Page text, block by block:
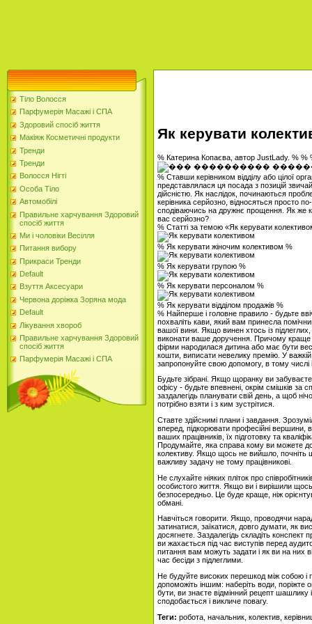
Тіло Волосся
Парфумерія Масажі і СПА
Здоровий спосіб життя
Макіяж Косметичні продукти
Тренди
Тренди
Волосся Нігті
Особа Тіло
Автомобілі
Правильне харчування Здоровий
спосіб життя
Ми і чоловіки Весілля
Питання вибору
Прикраси Тренди
Default
Взуття Аксесуари
Червона доріжка Зоряна мода
Default
Лікування хвороб
Правильне харчування Здоровий
спосіб життя
Парфумерія Масажі і СПА
Як керувати
% Катерина Копаєва, автор JustLady. % %
% Ставши керівником відділу або цілої
представлялася ця посада з позицій
дійсністю. Як наслідок, починаються
керівника серйозно, відносяться просто
сподіваючись на дружнє прощення. Як же
вас серйозно?
% Статті за темою «Як керувати
% Як керувати жіночим колективом %
% Як керувати групою %
% Як керувати персоналом %
% Як керувати відділом продажів %
% Найперше і головне правило - будьте
похваліть кави, який вам принесла
вашої вини. Якщо винен хтось із
виконати ваше доручення. Причому краще
фірми народилася дитина або має бути
кошти, виписати невелику премію. У
запропонуйте свою допомогу, в тому числі
Будьте зібрані. Якщо щоранку ви
офісу - будьте впевнені, окрім смішків за
заздалегідь планувати свій день, а щоб
потрібно взяти і з ким зустрітися.
Ставте здійснимі плани і завдання.
вперед, підкорювати професійні вершини,
ваших працівників, їх підготовку та
Продумайте, яка справа кому ви можете
колективу. Якщо щось не вийшло, почніть
важливу задачу не тому працівникові.
Не слухайте ніяких пліток про
особистого життя. Якщо ви і вирішили
безпосередньо. Це буде краще, ніж
обмані.
Навчіться говорити. Якщо, проводячи
затинатися, заїкатися, довго думати, як
досягнете. Заздалегідь складіть
ви жахається під час виступів перед
питання вам можуть задати і як ви на них
час бесіди з підлеглими.
Не будуйте високих перешкод між собою і
допоможіть іншим: наберіть води,
бути, ви знаєте відмінний рецепт
сподобається і викличе повагу.
Теги: робота, начальник, колектив,